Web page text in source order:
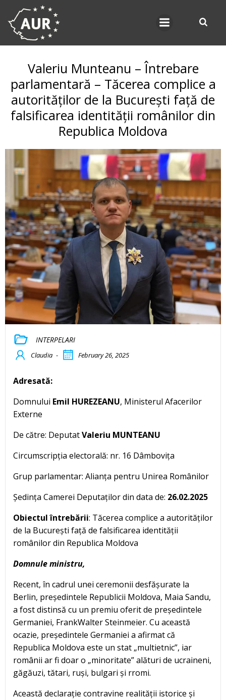
Valeriu Munteanu – Întrebare
parlamentară – Tăcerea complice a
autorităților de la București față de
falsificarea identității românilor din
Republica Moldova
INTERPELARI
Claudia - February 26, 2025
Adresată:
Domnului Emil HUREZEANU, Ministerul Afacerilor
Externe
De către: DeputatValeriu MUNTEANU
Circumscripția electorală: nr. 16 Dâmbovița
Grup parlamentar: Alianța pentru Unirea Românilor
Ședința Camerei Deputaților din data de: 26.02.2025
Obiectul întrebării: Tăcerea complice a autorităților
de la București față de falsificarea identității
românilor din Republica Moldova
Domnule ministru,
Recent, în cadrul unei ceremonii desfășurate la
Berlin, președintele Republicii Moldova, Maia Sandu,
a fost distinsă cu un premiu oferit de președintele
Germaniei, FrankWalter Steinmeier. Cu această
ocazie, președintele Germaniei a afirmat că
Republica Moldova este un stat „multietnic”, iar
românii ar fi doar o „minoritate” alături de ucraineni,
găgăuzi, tătari, ruși, bulgari și rromi.
Această declarație contravine realității istorice și